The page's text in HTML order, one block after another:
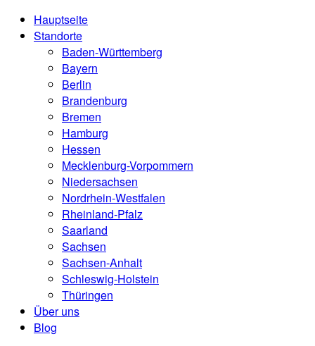
Hauptseite
Standorte
Baden-Württemberg
Bayern
Berlin
Brandenburg
Bremen
Hamburg
Hessen
Mecklenburg-Vorpommern
Niedersachsen
Nordrhein-Westfalen
Rheinland-Pfalz
Saarland
Sachsen
Sachsen-Anhalt
Schleswig-Holstein
Thüringen
Über uns
Blog